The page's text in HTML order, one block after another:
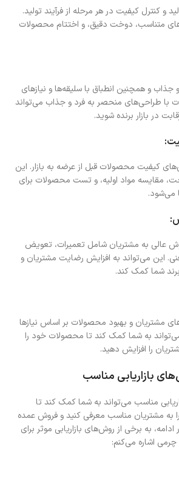
و کنترل کیفیت در هر مرحله از فرآیند تولید.
متناسب، دوخت دقیق، و اختتام محصولات
و همچنین انطباق با سلیقه‌ها و نیازهای
با طراحی‌های منحصر به فرد و جذاب می‌تواند
در بازار برنده شوید.
کیفیت محصولات قبل از عرضه به بازار. این
مقایسه مواد اولیه، و تست محصولات برای
می‌شود.
عالی به مشتریان شامل تعمیرات، تعویض
این می‌تواند به افزایش رضایت مشتریان و
شما کمک کند.
مشتریان و بهبود محصولات بر اساس نیازها
به شما کمک کند تا محصولات خود را
را افزایش دهید.
مناسب می‌تواند به شما کمک کند تا
مشتریان مناسب معرفی کنید و فروش عمده
به برخی از روش‌های بازاریابی موثر برای
اشاره می‌کنم: